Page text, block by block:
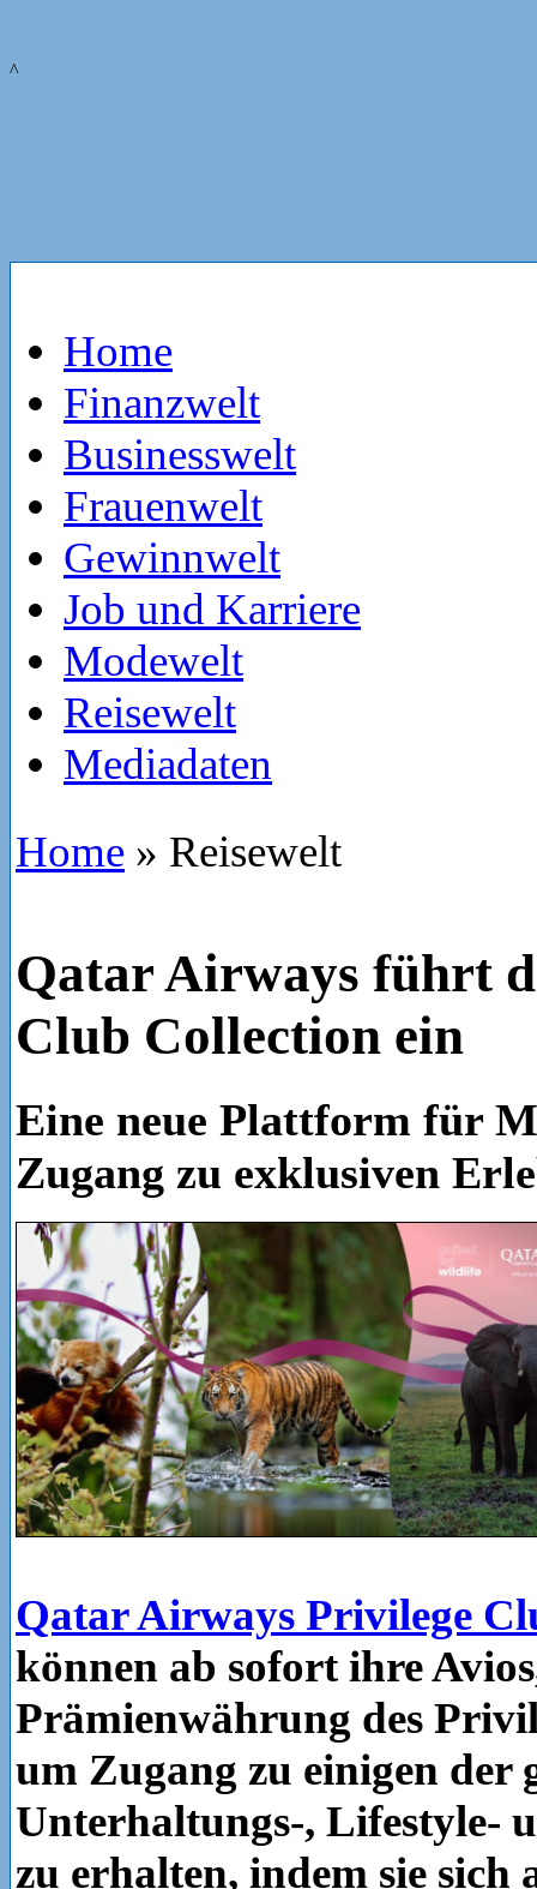
^
Home
Finanzwelt
Businesswelt
Frauenwelt
Gewinnwelt
Job und Karriere
Modewelt
Reisewelt
Mediadaten
Home » Reisewelt
Qatar Airways führt
Club Collection ein
Eine neue Plattform für
Zugang zu exklusiven
Qatar Airways Privilege
können ab sofort ihre
Prämienwährung des
um Zugang zu einigen der
Unterhaltungs-, Lifestyle-
zu erhalten, indem sie